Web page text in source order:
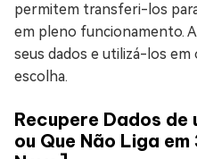
permitem transferi-los
em pleno funcionamento.
seus dados e utilizá-los
escolha.
Recupere Dados de
ou Que Não Liga